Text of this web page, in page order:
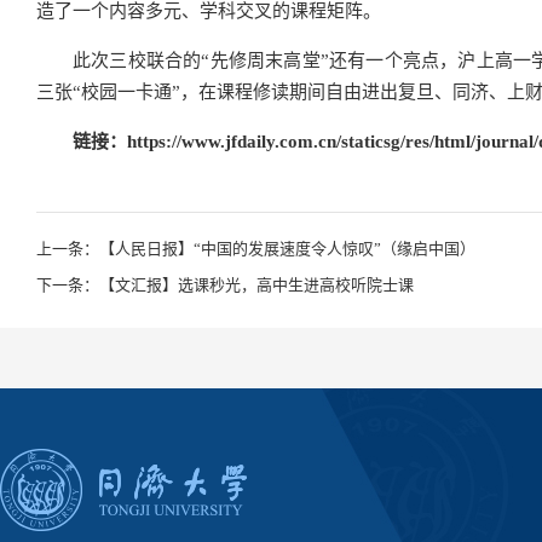
造了一个内容多元、学科交叉的课程矩阵。
此次三校联合的“先修周末高堂”还有一个亮点，沪上高
三张“校园一卡通”，在课程修读期间自由进出复旦、同济、上
链接： https://www.jfdaily.com.cn/staticsg/res/html/
上一条：【人民日报】“中国的发展速度令人惊叹”（缘启中国）
下一条：【文汇报】选课秒光，高中生进高校听院士课